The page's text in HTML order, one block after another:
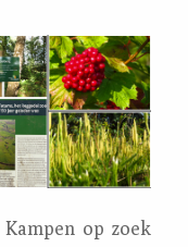
op zoek